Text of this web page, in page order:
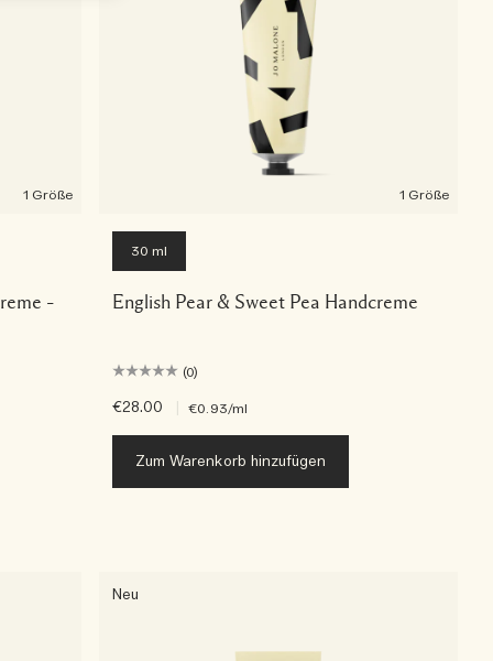
1 Größe
–
1 Größe
30 ml
English Pear & Sweet Pea Handcreme
(0)
€28.00 €0.93/ml
Zum Warenkorb hinzufügen
Neu